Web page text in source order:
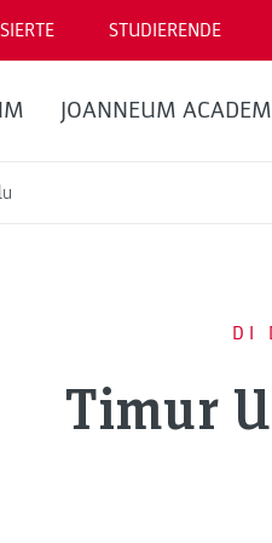
STUDIERENDE
JOANNEUM
DI
Timur